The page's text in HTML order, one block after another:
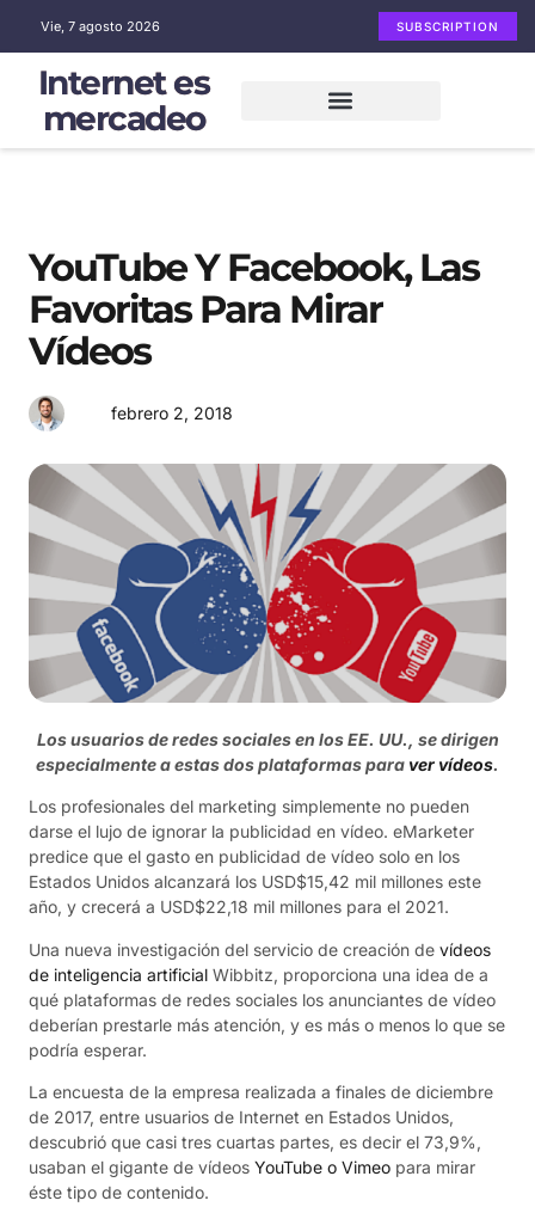
Vie, 7 agosto 2026 SUBSCRIPTION
Internet es
mercadeo
YouTube Y Facebook, Las
Favoritas Para Mirar
Vídeos
febrero 2, 2018
Los usuarios de redes sociales en los EE. UU., se dirigen
especialmente a estas dos plataformas para ver vídeos.
Los profesionales del marketing simplemente no pueden
darse el lujo de ignorar la publicidad en vídeo. eMarketer
predice que el gasto en publicidad de vídeo solo en los
Estados Unidos alcanzará los USD$15,42 mil millones este
año, y crecerá a USD$22,18 mil millones para el 2021.
Una nueva investigación del servicio de creación de vídeos
de inteligencia artificial Wibbitz, proporciona una idea de a
qué plataformas de redes sociales los anunciantes de vídeo
deberían prestarle más atención, y es más o menos lo que se
podría esperar.
La encuesta de la empresa realizada a finales de diciembre
de 2017, entre usuarios de Internet en Estados Unidos,
descubrió que casi tres cuartas partes, es decir el 73,9%,
usaban el gigante de vídeos YouTube o Vimeo para mirar
éste tipo de contenido.